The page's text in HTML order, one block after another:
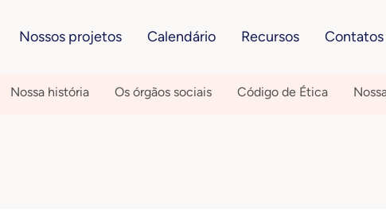
Nossos projetos Calendário Recursos Contatos
Nossa história Os órgãos sociais Código de Ética